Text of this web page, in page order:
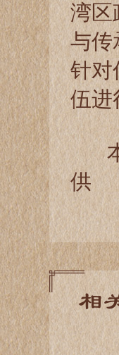
湾区
与传
针对
伍进
供
相